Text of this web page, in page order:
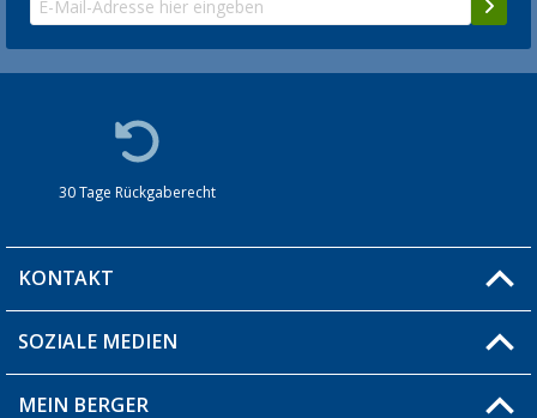
30 Tage Rückgaberecht
KONTAKT
Du hast eine Frage?
SOZIALE MEDIEN
MEIN BERGER